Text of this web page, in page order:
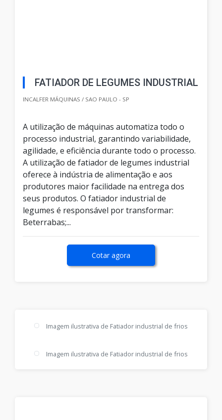
FATIADOR DE LEGUMES INDUSTRIAL
INCALFER MÁQUINAS / SAO PAULO - SP
A utilização de máquinas automatiza todo o
processo industrial, garantindo variabilidade,
agilidade, e eficiência durante todo o processo.
A utilização de fatiador de legumes industrial
oferece à indústria de alimentação e aos
produtores maior facilidade na entrega dos
seus produtos. O fatiador industrial de
legumes é responsável por transformar:
Beterrabas;...
Cotar agora
Imagem ilustrativa de Fatiador industrial de frios
Imagem ilustrativa de Fatiador industrial de frios